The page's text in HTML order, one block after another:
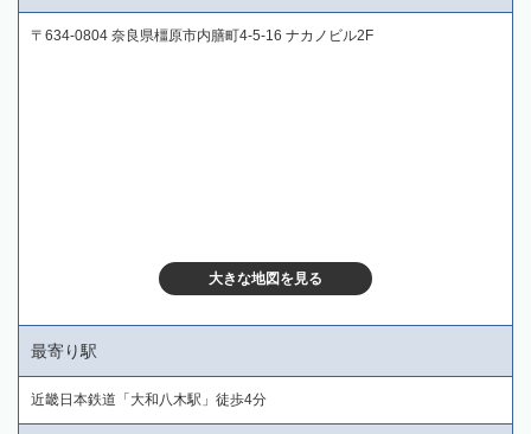
〒634-0804 奈良県橿原市内膳町4-5-16 ナカノビル2F
大きな地図を見る
最寄り駅
近畿日本鉄道「大和八木駅」徒歩4分